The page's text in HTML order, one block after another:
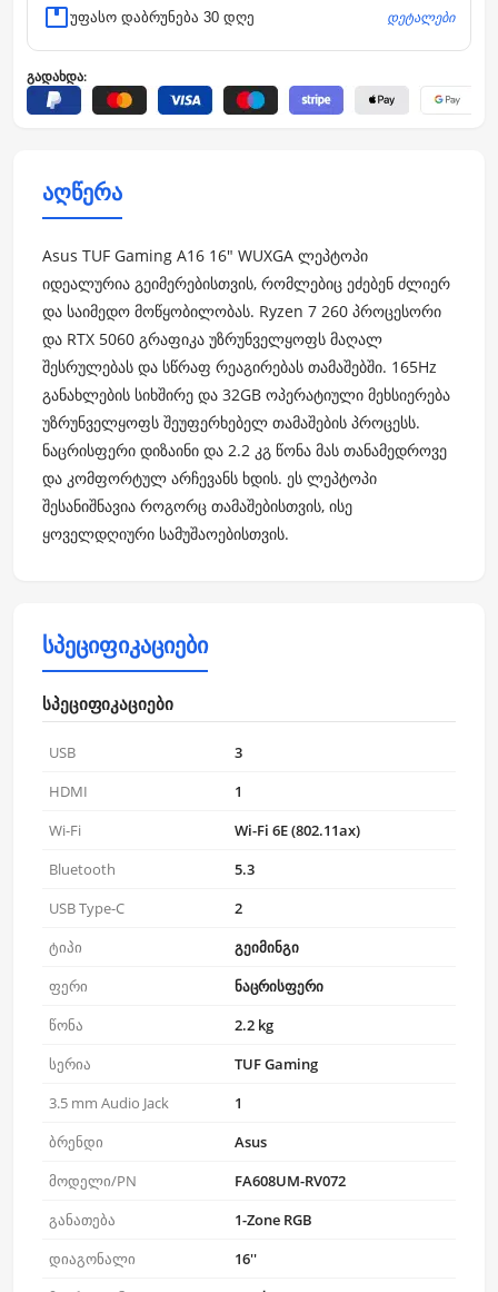
უფასო დაბრუნება 30 დღე დეტალები
გადახდა:
აღწერა
Asus TUF Gaming A16 16" WUXGA ლეპტოპი
იდეალურია გეიმერებისთვის, რომლებიც ეძებენ ძლიერ
და საიმედო მოწყობილობას. Ryzen 7 260 პროცესორი
და RTX 5060 გრაფიკა უზრუნველყოფს მაღალ
შესრულებას და სწრაფ რეაგირებას თამაშებში. 165Hz
განახლების სიხშირე და 32GB ოპერატიული მეხსიერება
უზრუნველყოფს შეუფერხებელ თამაშების პროცესს.
ნაცრისფერი დიზაინი და 2.2 კგ წონა მას თანამედროვე
და კომფორტულ არჩევანს ხდის. ეს ლეპტოპი
შესანიშნავია როგორც თამაშებისთვის, ისე
ყოველდღიური სამუშაოებისთვის.
სპეციფიკაციები
სპეციფიკაციები
USB
3
HDMI
1
Wi-Fi
Wi-Fi 6E (802.11ax)
Bluetooth
5.3
USB Type-C
2
ტიპი
გეიმინგი
ფერი
ნაცრისფერი
წონა
2.2 kg
სერია
TUF Gaming
3.5 mm Audio Jack
1
ბრენდი
Asus
მოდელი/PN
FA608UM-RV072
განათება
1-Zone RGB
დიაგონალი
16''